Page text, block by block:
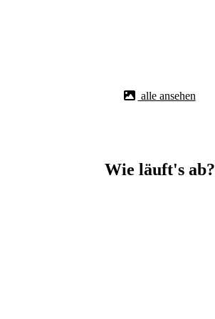
alle ansehen
Wie läuft's ab?